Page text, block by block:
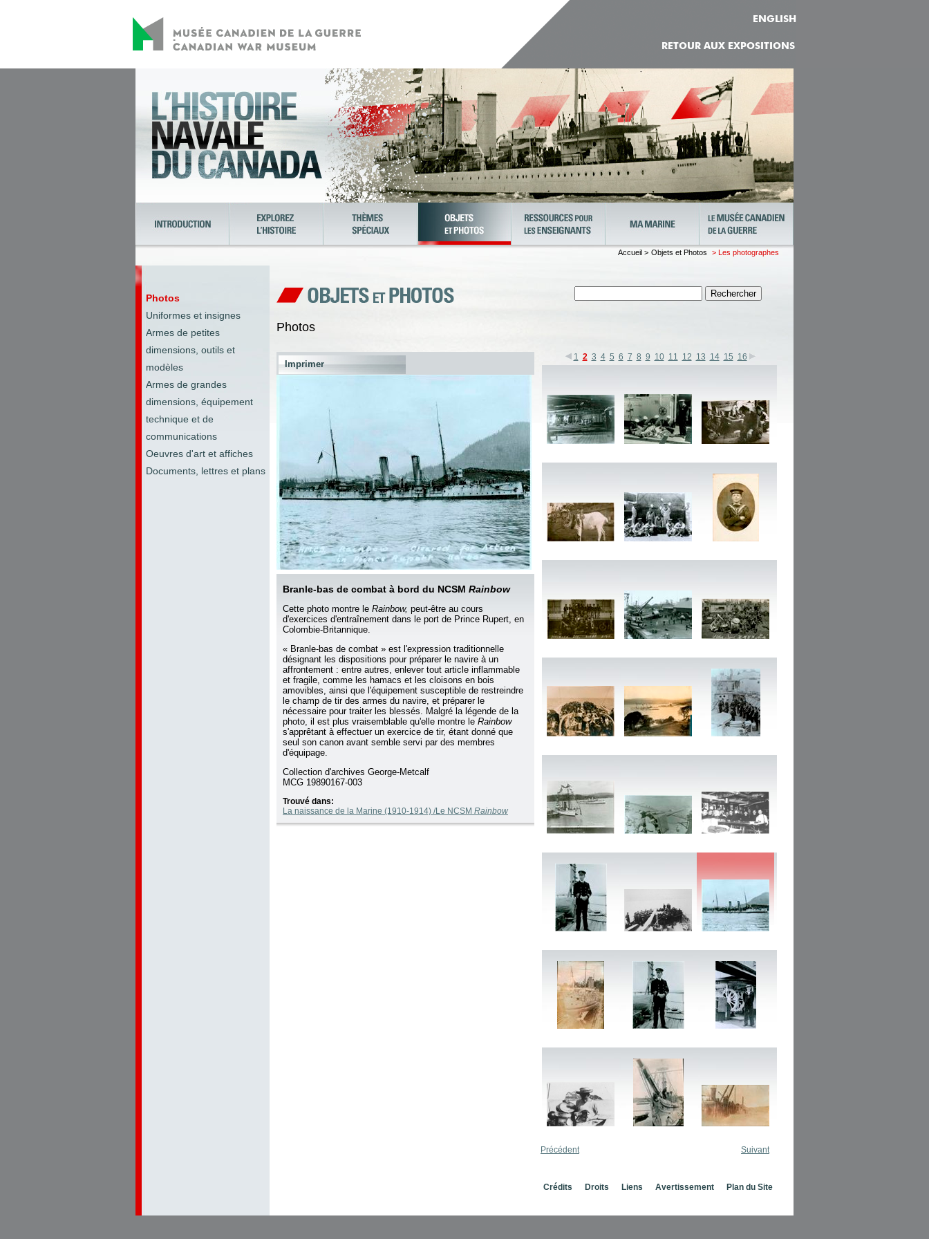
ENGLISH
RETOUR AUX EXPOSITIONS
Accueil > Objets et Photos > Les photographes
Photos
Uniformes et insignes
Armes de petites
dimensions, outils et
modèles
Armes de grandes
dimensions, équipement
technique et de
communications
Oeuvres d'art et affiches
Documents, lettres et plans
Photos
Imprimer
Branle-bas de combat à bord du NCSM Rainbow
Cette photo montre le Rainbow, peut-être au cours
d'exercices d'entraînement dans le port de Prince Rupert, en
Colombie-Britannique.
« Branle-bas de combat » est l'expression traditionnelle
désignant les dispositions pour préparer le navire à un
affrontement : entre autres, enlever tout article inflammable
et fragile, comme les hamacs et les cloisons en bois
amovibles, ainsi que l'équipement susceptible de restreindre
le champ de tir des armes du navire, et préparer le
nécessaire pour traiter les blessés. Malgré la légende de la
photo, il est plus vraisemblable qu'elle montre le Rainbow
s'apprêtant à effectuer un exercice de tir, étant donné que
seul son canon avant semble servi par des membres
d'équipage.
Collection d'archives George-Metcalf
MCG 19890167-003
Trouvé dans:
La naissance de la Marine (1910-1914) /Le NCSM Rainbow
1 2 3 4 5 6 7 8 9 10 11 12 13 14 15 16
Précédent Suivant
Crédits Droits Liens Avertissement Plan du Site